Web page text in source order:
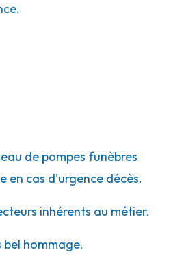
de pompes funèbres
en cas d'urgence décès.
inhérents au métier.
hommage.